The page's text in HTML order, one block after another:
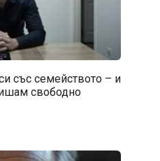
със семейството – и
свободно